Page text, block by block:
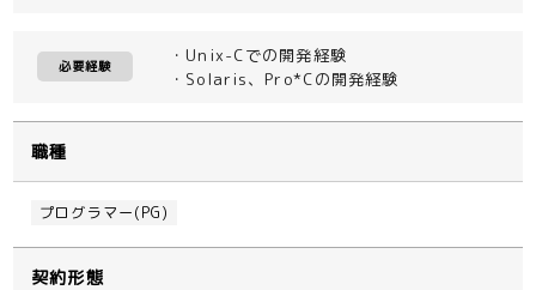
必要経験
・Unix-Cでの開発経験
・Solaris、Pro*Cの開発経験
職種
プログラマー(PG)
契約形態